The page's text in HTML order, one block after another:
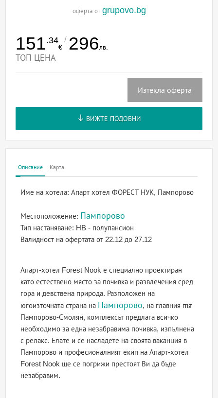
оферта от grupovo.bg
151.34
€
/ 296лв.
ТОП ЦЕНА
Изтекла оферта
ВИЖТЕ ПОДОБНИ
Описание Карта
Име на хотела:Апарт хотел ФОРЕСТ НУК, Пампорово
Местоположение: Пампорово
Тип настаняване: HB - полупансион
Валидност на офертатаот 22.12 до 27.12
Апарт-хотел Forest Nook е специално проектиран
като естествено място за почивка и развлечения сред
гора и девствена природа. Разположен на
югоизточната страна на Пампорово, на главния път
Пампорово-Смолян, комплексът предлага всичко
необходимо за една незабравима почивка, изпълнена
с релакс. Елате и се насладете на своята ваканция в
Пампорово и професионалният екип на Апарт-хотел
Forest Nook ще се погрижи престоят Ви да бъде
незабравим.